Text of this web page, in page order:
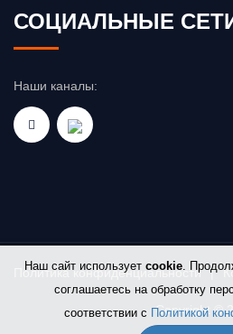
СОЦИАЛЬНЫЕ
Наши каналы:
Политика конфиденциальности |
Copyright ©
Наш сайт использует cookie.
соглашаетесь на обработку
соответствии с Политикой